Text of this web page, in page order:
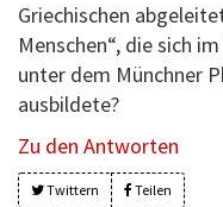
Griechischen
Menschen“, die sich
unter dem Münchner
ausbildete?
Zu den Antworten
Twittern Teilen